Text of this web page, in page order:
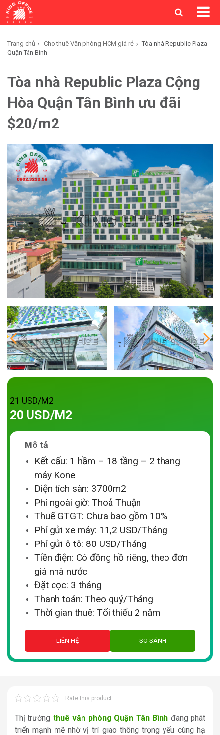
Trang chủ Cho thuê Văn phòng HCM giá rẻ
Tòa nhà Republic Plaza
Quận Tân Bình
Tòa nhà Republic Plaza Cộng
Hòa Quận Tân Bình ưu đãi
$20/m2
21 USD/M2
20 USD/M2
Mô tả
Kết cấu: 1 hầm – 18 tầng – 2 thang
máy Kone
Diện tích sàn: 3700m2
Phí ngoài giờ: Thoả Thuận
Thuế GTGT: Chưa bao gồm 10%
Phí gửi xe máy: 11,2 USD/Tháng
Phí gửi ô tô: 80 USD/Tháng
Tiền điện: Có đồng hồ riêng, theo đơn
giá nhà nước
Đặt cọc: 3 tháng
Thanh toán: Theo quý/Tháng
Thời gian thuê: Tối thiểu 2 năm
LIÊN HỆ SO SÁNH
Rate this product
Thị trường thuê văn phòng Quận Tân Bình đang phát
triển mạnh mẽ nhờ vị trí giao thông trọng yếu cùng hạ